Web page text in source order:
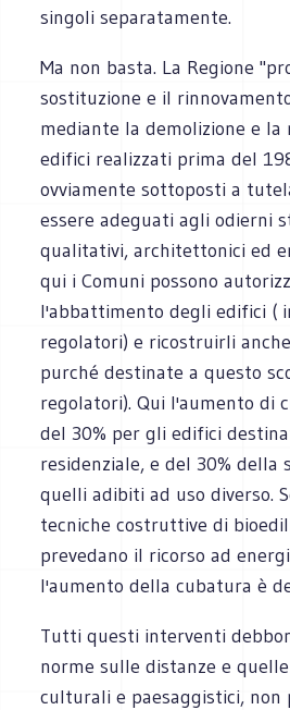
singoli separatamente.
Ma non basta. La Regione
sostituzione e il
mediante la demolizione e
edifici realizzati prima del
ovviamente sottoposti a
essere adeguati agli odierni
qualitativi, architettonici ed
qui i Comuni possono
l'abbattimento degli edifici (
regolatori) e ricostruirli
purché destinate a questo
regolatori). Qui l'aumento di
del 30% per gli edifici
residenziale, e del 30% della
quelli adibiti ad uso diverso.
tecniche costruttive di
prevedano il ricorso ad
l'aumento della cubatura è
Tutti questi interventi
norme sulle distanze e
culturali e paesaggistici, non